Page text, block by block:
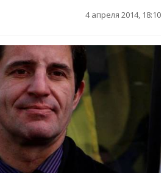
4 апреля 2014, 18:10